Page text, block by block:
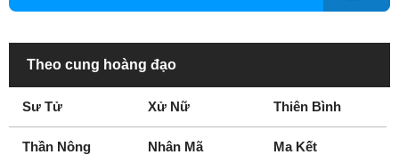
Theo cung hoàng đạo
Sư Tử Xử Nữ Thiên Bình
Thần Nông Nhân Mã Ma Kết